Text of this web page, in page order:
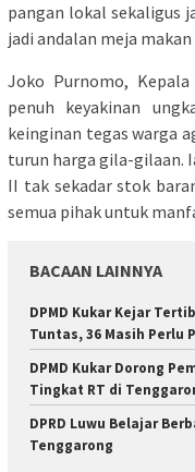
pangan lokal sekaligus
jadi andalan meja makan
Joko Purnomo,
penuh keyakinan
keinginan tegas warga
turun harga gila-gilaan.
II tak sekadar stok
semua pihak untuk
BACAAN LAINNYA
DPMD Kukar Kejar
Tuntas, 36 Masih Perlu
DPMD Kukar Dorong
Tingkat RT di
DPRD Luwu Belajar
Tenggarong